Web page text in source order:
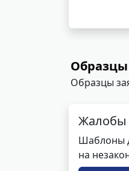
Образцы
Жалобы
Шаблоны
на